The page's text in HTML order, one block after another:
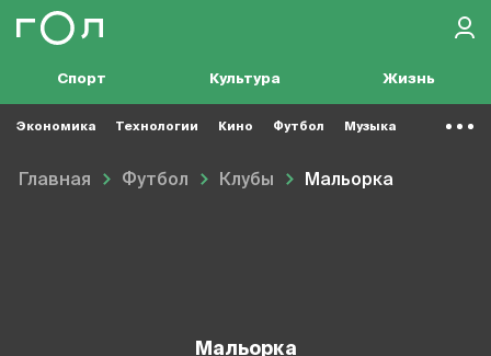
Спорт Культура Жизнь
Экономика Технологии Кино Футбол Музыка
Главная Футбол Клубы Мальорка
Мальорка